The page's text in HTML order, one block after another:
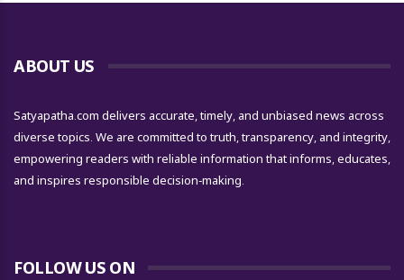
ABOUT US
Satyapatha.com delivers accurate, timely, and unbiased news across
diverse topics. We are committed to truth, transparency, and integrity,
empowering readers with reliable information that informs, educates,
and inspires responsible decision-making.
FOLLOW US ON